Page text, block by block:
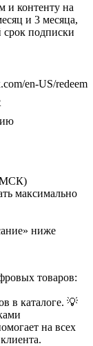
и контенту на
и 3 месяца,
срок подписки
en-US/redeem
(МСК)
максимально
ниже
товаров:
в каталоге. 💡
на всех